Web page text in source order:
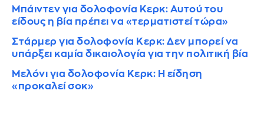
Μπάιντεν για δολοφονία Κερκ: Αυτού του
είδους η βία πρέπει να «τερματιστεί τώρα»
Στάρμερ για δολοφονία Κερκ: Δεν μπορεί να
υπάρξει καμία δικαιολογία για την πολιτική βία
Μελόνι για δολοφονία Κερκ: Η είδηση
«προκαλεί σοκ»